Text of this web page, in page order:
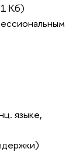
Кб)
языке,